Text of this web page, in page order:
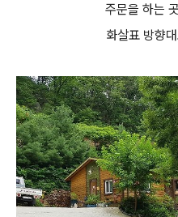
주문을 하는
화살표 방향